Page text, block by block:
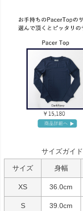
サイズガイド
サイズ 身幅
XS 36.0cm
S 39.0cm